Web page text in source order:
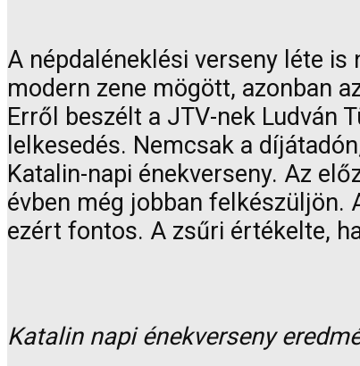
A népdaléneklési verseny léte
modern zene mögött, azonban
Erről beszélt a JTV-nek Ludván
lelkesedés. Nemcsak a
Katalin-napi énekverseny. Az
évben még jobban felkészüljön.
ezért fontos. A zsűri értékelte,
Katalin napi énekverseny